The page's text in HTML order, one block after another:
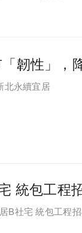
韌性」，
北永續宜居
統包工程
B社宅 統包工程